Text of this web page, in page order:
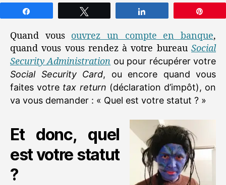
Quand vous ouvrez un compte en banque,
quand vous vous rendez à votre bureau Social
Security Administration ou pour récupérer votre
Social Security Card, ou encore quand vous
faites votre tax return (déclaration d’impôt), on
va vous demander : « Quel est votre statut ? »
Et donc, quel
est votre statut
?